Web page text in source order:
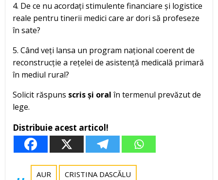
4. De ce nu acordați stimulente financiare și logistice
reale pentru tinerii medici care ar dori să profeseze
în sate?
5. Când veți lansa un program național coerent de
reconstrucție a rețelei de asistență medicală primară
în mediul rural?
Solicit răspuns scris și oral în termenul prevăzut de
lege.
Distribuie acest articol!
AUR CRISTINA DASCĂLU